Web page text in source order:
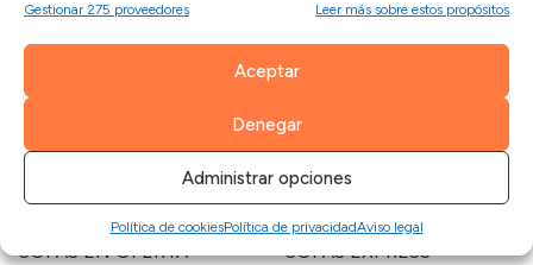
Gestionar 275 proveedores Leer más sobre estos propósitos
Aceptar
Denegar
Administrar opciones
Política de cookiesPolítica de privacidadAviso legal
Mesas de comedor
Mesas de centro
Sillas
Puffs
SOFÁS
Telas por metros
Fundas sofá
Patas para sofás
Productos de limpieza
Limpiezas de sofás
SOFÁS EN OFERTA SOFÁS EXPRESS